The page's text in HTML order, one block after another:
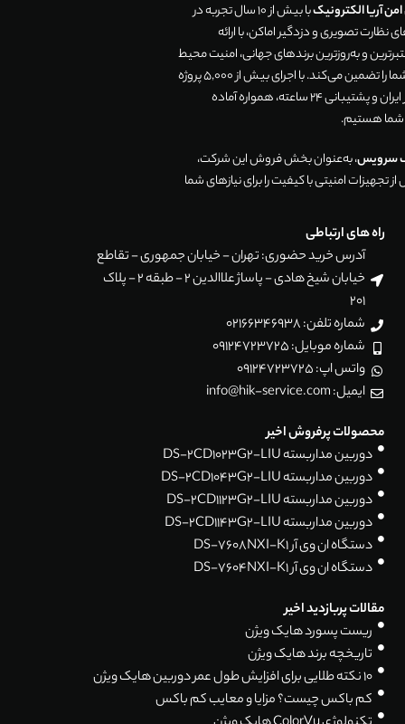
آریا الکترونیک
با بیش از 10 سال تجربه در
تصویری و دزدگیر اماکن، با ارائه
و به‌روزترین برندهای جهانی، امنیت محیط
زندگی و تجارت شما را تضمین می‌کند. با اجرای بیش از 5,000 پروژه
موفق در سراسر ایران و پشتیبانی 24 ساعته، همواره آماده
شما هستیم.
سرویس، به‌عنوان بخش فروش این شرکت،
تجهیزات امنیتی با کیفیت را برای نیازهای شما
راه های ارتباطی
آدرس خرید حضوری: تهران - خیابان جمهوری - تقاطع
خیابان شیخ هادی - پاساژ علاالدین 2 - طبقه 2 - پلاک
201
شماره تلفن: 02166346938
شماره موبایل: 09124723725
واتس اپ: 09124723725
ایمیل: info@hik-service.com
محصولات پرفروش اخیر
دوربین مداربسته DS-2CD1023G2-LIU
دوربین مداربسته DS-2CD1043G2-LIU
دوربین مداربسته DS-2CD1123G2-LIU
دوربین مداربسته DS-2CD1143G2-LIU
دستگاه ان وی آر DS-7608NXI-K1
دستگاه ان وی آر DS-7604NXI-K1
مقالات پربازدید اخیر
ریست پسورد هایک ویژن
تاریخچه برند هایک ویژن
۱۰ نکته طلایی برای افزایش طول عمر دوربین هایک ویژن
کم باکس چیست؟ مزایا و معایب کم باکس